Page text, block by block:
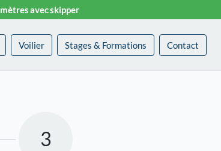
avec skipper
Voilier Stages & Formations Contact
3